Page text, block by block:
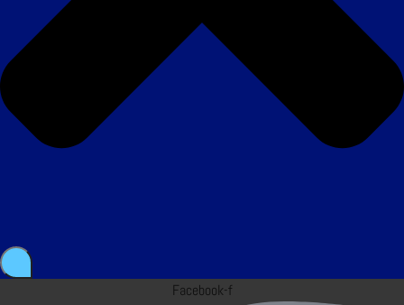
Facebook-f